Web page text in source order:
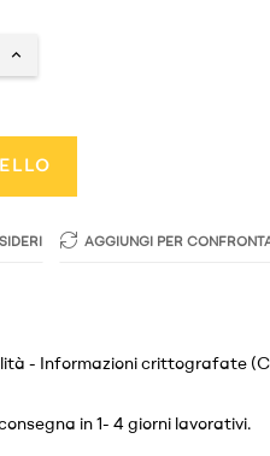
AGGIUNGI PER
- Informazioni crittografate
in 1- 4 giorni lavorativi.